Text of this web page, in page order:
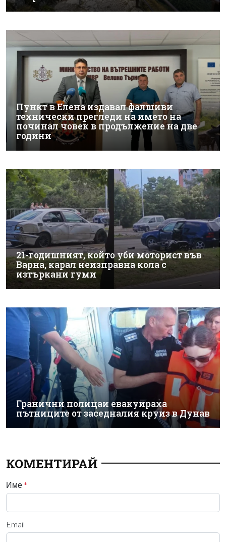
Пункт в Елена издавал фалшиви
технически прегледи на името на
починал човек в продължение на две
години
21-годишният, който уби моторист във
Варна, карал неизправна кола с
изтъркани гуми
Гранични полицаи евакуираха
пътниците от заседналия круиз в Дунав
КОМЕНТИРАЙ
Име *
Email